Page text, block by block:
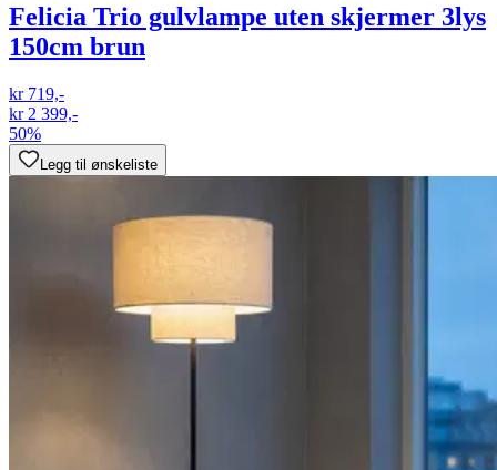
Felicia Trio gulvlampe uten skjermer 3lys
150cm brun
kr 719,-
kr 2 399,-
50%
Legg til ønskeliste